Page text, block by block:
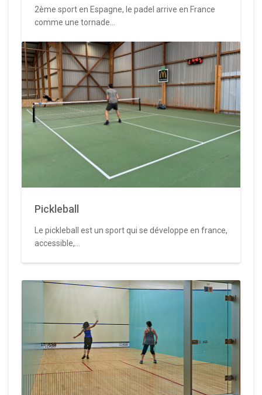
2ème sport en Espagne, le padel arrive en France
comme une tornade...
Pickleball
Le pickleball est un sport qui se développe en france,
accessible,...